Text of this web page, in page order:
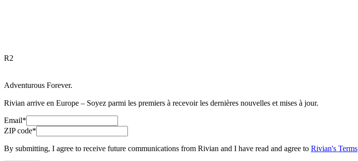
R2
Adventurous Forever.
Rivian arrive en Europe – Soyez parmi les premiers à recevoir les dernières nouvelles et mises à jour.
Email*
ZIP code*
By submitting, I agree to receive future communications from Rivian and I have read and agree to Rivian's Terms